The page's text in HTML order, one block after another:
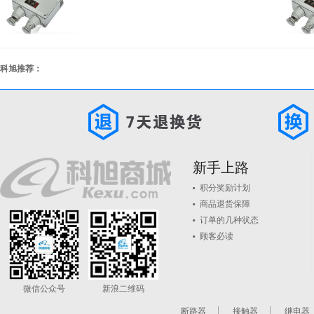
科旭推荐：
微信公众号 新浪二维码
新手上路
积分奖励计划
商品退货保障
订单的几种状态
顾客必读
断路器 接触器 继电器